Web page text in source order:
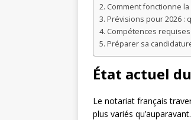
Comment fonctionne
Prévisions pour 2026 :
Compétences
Préparer sa
État actuel
Le notariat français
plus variés